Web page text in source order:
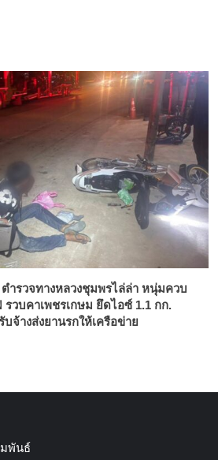
ำรวจทางหลวงชุมพรไล่ล่า หนุ่มควบ
รวบคาเพชรเกษม ยึดไอซ์ 1.1 กก.
บจ้างส่งยานรกให้เครือข่าย
พันธ์